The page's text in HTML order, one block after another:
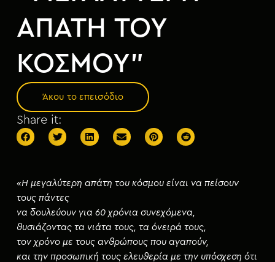
ΑΠΑΤΗ ΤΟΥ
ΚΟΣΜΟΥ”
Άκου το επεισόδιο
Share it:
«Η μεγαλύτερη απάτη του κόσμου είναι να πείσουν
τους πάντες
να δουλεύουν για 60 χρόνια συνεχόμενα,
θυσιάζοντας τα νιάτα τους, τα όνειρά τους,
τον χρόνο με τους ανθρώπους που αγαπούν,
και την προσωπική τους ελευθερία με την υπόσχεση ότι